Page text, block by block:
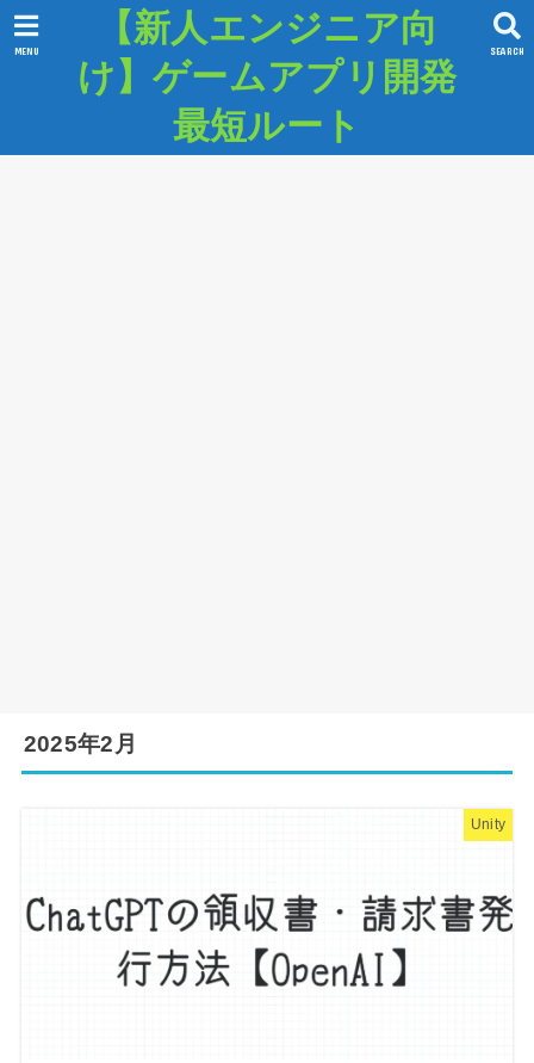
【新人エンジニア向
け】ゲームアプリ開発
最短ルート
SEARCH
MENU
2025年2月
Unity